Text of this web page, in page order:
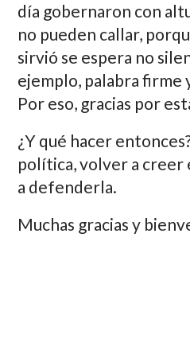
día gobernaron con
no pueden callar,
sirvió se espera no
ejemplo, palabra firme
Por eso, gracias por
¿Y qué hacer
política, volver a creer
a defenderla.
Muchas gracias y